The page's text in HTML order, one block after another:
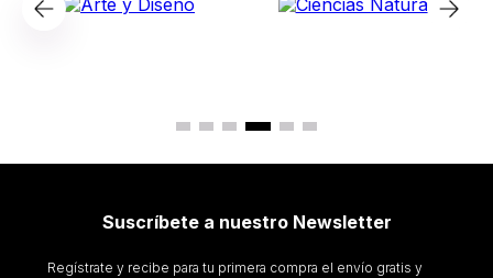
Suscríbete a nuestro Newsletter
Regístrate y recibe para tu primera compra el envío gratis y